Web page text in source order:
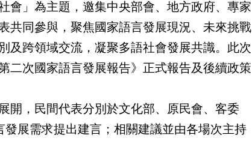
會」為主題，邀集中央部會、地方政府、專家
共同參與，聚焦國家語言發展現況、未來挑戰
及跨領域交流，凝聚多語社會發展共識。此次
二次國家語言發展報告》正式報告及後續政策
開，民間代表分別於文化部、原民會、客委
展需求提出建言；相關建議並由各場次主持